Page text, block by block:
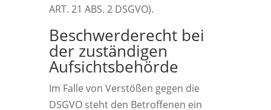
ART. 21 ABS. 2 DSGVO).
Beschwerde­recht bei
der zuständigen
Aufsichts­behörde
Im Falle von Verstößen gegen die
DSGVO steht den Betroffenen ein